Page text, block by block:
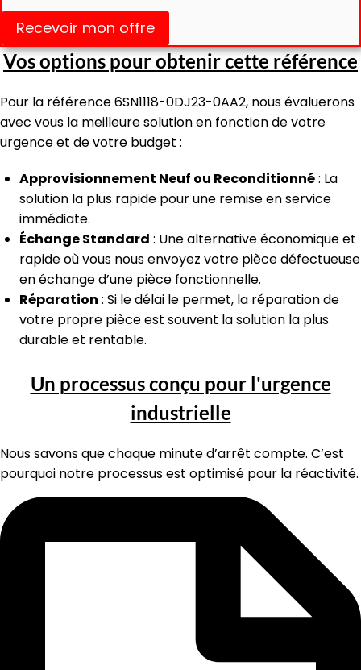
Recevoir mon offre
Vos options pour obtenir cette référence
Pour la référence 6SN1118-0DJ23-0AA2, nous évaluerons
avec vous la meilleure solution en fonction de votre
urgence et de votre budget :
Approvisionnement Neuf ou Reconditionné: La
solution la plus rapide pour une remise en service
immédiate.
Échange Standard : Une alternative économique et
rapide où vous nous envoyez votre pièce défectueuse
en échange d’une pièce fonctionnelle.
Réparation : Si le délai le permet, la réparation de
votre propre pièce est souvent la solution la plus
durable et rentable.
Un processus conçu pour l'urgence
industrielle
Nous savons que chaque minute d’arrêt compte. C’est
pourquoi notre processus est optimisé pour la réactivité.